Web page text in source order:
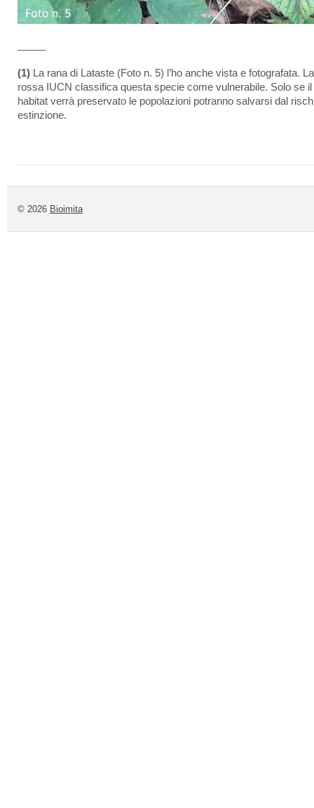
(1) La rana di Lataste (Foto n. 5) l’ho anche vista e fotografata.
rossa IUCN classifica questa specie come vulnerabile. Solo se
habitat verrà preservato le popolazioni potranno salvarsi dal
estinzione.
© 2026 Bioimita